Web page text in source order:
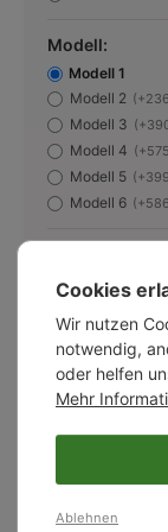
Modell:
Modell 1
Modell 2
Modell 3
Modell 4
Modell 5
Modell 6
Produkt
Betriebsferien
Cookies
Wir nutzen
notwendig,
oder helfen
Mehr
Ablehnen